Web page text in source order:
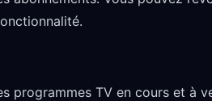
programmes TV en cours et à